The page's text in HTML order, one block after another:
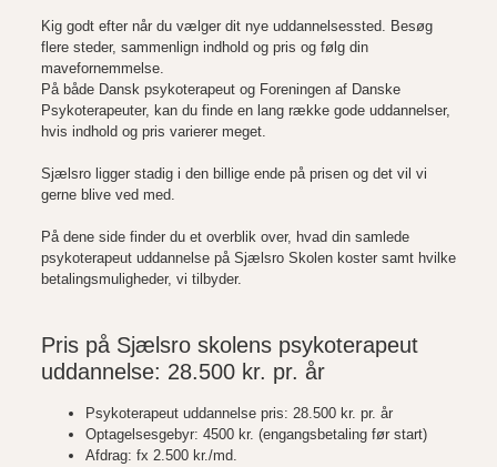
Kig godt efter når du vælger dit nye uddannelsessted. Besøg
flere steder, sammenlign indhold og pris og følg din
mavefornemmelse.
På både Dansk psykoterapeut og Foreningen af Danske
Psykoterapeuter, kan du finde en lang række gode uddannelser,
hvis indhold og pris varierer meget.
Sjælsro ligger stadig i den billige ende på prisen og det vil vi
gerne blive ved med.
På dene side finder du et overblik over, hvad din samlede
psykoterapeut uddannelse på Sjælsro Skolen koster samt hvilke
betalingsmuligheder, vi tilbyder.
Pris på Sjælsro skolens psykoterapeut
uddannelse: 28.500 kr. pr. år
Psykoterapeut uddannelse pris: 28.500 kr. pr. år
Optagelsesgebyr: 4500 kr. (engangsbetaling før start)
Afdrag: fx 2.500 kr./md.